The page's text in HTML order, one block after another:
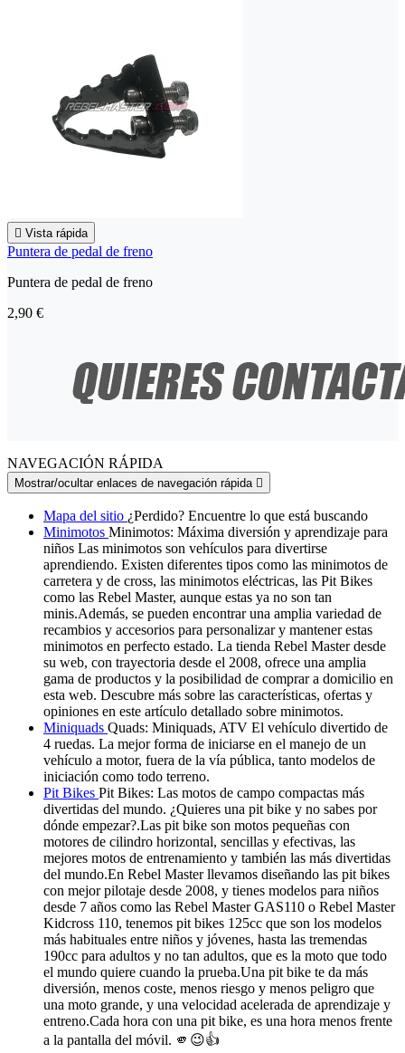
 Vista rápida
Puntera de pedal de freno
Puntera de pedal de freno
2,90 €
NAVEGACIÓN RÁPIDA
Mostrar/ocultar enlaces de navegación rápida 
Mapa del sitio ¿Perdido? Encuentre lo que está buscando
Minimotos Minimotos: Máxima diversión y aprendizaje para
niños Las minimotos son vehículos para divertirse
aprendiendo. Existen diferentes tipos como las minimotos de
carretera y de cross, las minimotos eléctricas, las Pit Bikes
como las Rebel Master, aunque estas ya no son tan
minis.Además, se pueden encontrar una amplia variedad de
recambios y accesorios para personalizar y mantener estas
minimotos en perfecto estado. La tienda Rebel Master desde
su web, con trayectoria desde el 2008, ofrece una amplia
gama de productos y la posibilidad de comprar a domicilio en
esta web. Descubre más sobre las características, ofertas y
opiniones en este artículo detallado sobre minimotos.
Miniquads Quads: Miniquads, ATV El vehículo divertido de
4 ruedas. La mejor forma de iniciarse en el manejo de un
vehículo a motor, fuera de la vía pública, tanto modelos de
iniciación como todo terreno.
Pit Bikes Pit Bikes: Las motos de campo compactas más
divertidas del mundo. ¿Quieres una pit bike y no sabes por
dónde empezar?.Las pit bike son motos pequeñas con
motores de cilindro horizontal, sencillas y efectivas, las
mejores motos de entrenamiento y también las más divertidas
del mundo.En Rebel Master llevamos diseñando las pit bikes
con mejor pilotaje desde 2008, y tienes modelos para niños
desde 7 años como las Rebel Master GAS110 o Rebel Master
Kidcross 110, tenemos pit bikes 125cc que son los modelos
más habituales entre niños y jóvenes, hasta las tremendas
190cc para adultos y no tan adultos, que es la moto que todo
el mundo quiere cuando la prueba.Una pit bike te da más
diversión, menos coste, menos riesgo y menos peligro que
una moto grande, y una velocidad acelerada de aprendizaje y
entreno.Cada hora con una pit bike, es una hora menos frente
a la pantalla del móvil. 🫵😉👍